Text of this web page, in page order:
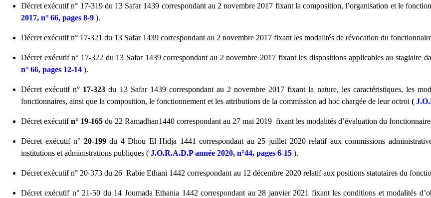
Décret exécutif n° 17-319 du 13 Safar 1439 correspondant au 2 novembre 2017 fixant la composition, l’organisation et le
2017, n° 66, pages 8-9 ).
Décret exécutif n° 17-321 du 13 Safar 1439 correspondant au 2 novembre 2017 fixant les modalités de révocation du
Décret exécutif n° 17-322 du 13 Safar 1439 correspondant au 2 novembre 2017 fixant les dispositions applicables au stagiaire
n° 66, pages 12-14 ).
Décret exécutif n° 17-323 du 13 Safar 1439 correspondant au 2 novembre 2017 fixant la nature, les caractéristiques, les
fonctionnaires, ainsi que la composition, le fonctionnement et les attributions de la commission ad hoc chargée de leur octroi (
Décret exécutifn° 19-165 du 22 Ramadhan1440 correspondant au 27 mai 2019 fixant les modalités d’évaluation du
Décret exécutif n° 20-199du 4 Dhou El Hidja 1441 correspondant au 25 juillet 2020 relatif aux commissions
institutions et administrations publiques ( J.O.R.A.D.P année 2020, n°44, pages 6-15 ).
Décret exécutif n° 20-373 du 26 Rabie Ethani 1442 correspondant au 12 décembre 2020 relatif aux positions statutaires du
Décret exécutif n° 21-50 du 14 Joumada Ethania 1442 correspondant au 28 janvier 2021 fixant les conditions et modalités